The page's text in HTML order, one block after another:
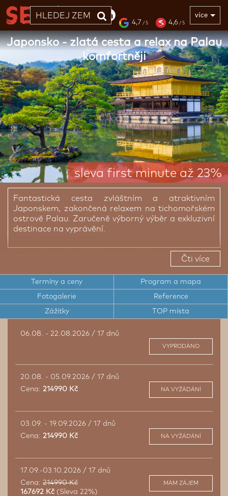
33 LET více
4,7 / 5 4,6 / 5
sleva first minute až 23%
Japonsko - zlatá cesta a relax na Palau
komfortněji
Fantastická cesta zvláštním a atraktivním
Japonskem, zakončená relaxem na tichomořském
ostrově Palau. Zaručeně výborný výběr a exkluzivní
destinace na vyprávění.
Oblíbený zájezd s prodloužením na jednom z
Exotický národní park Rock Islands
Japonské umělecké a bojové umění
Procházka svatyní Fushimi Inari
Čti více
Termíny a ceny Program a mapa
Fotogalerie Reference
Zážitky TOP místa
06.08. - 22.08.2026 / 17 dnů
VYPRODÁNO
20.08. - 05.09.2026 / 17 dnů
Cena: 214990 Kč NA VYŽÁDÁNÍ
03.09. - 19.09.2026 / 17 dnů
Cena: 214990 Kč NA VYŽÁDÁNÍ
17.09.-03.10.2026 / 17 dnů
Cena: 214990 Kč
167692 Kč (Sleva 22%)
MÁM ZÁJEM